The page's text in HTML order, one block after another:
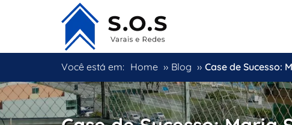
Você está em: Home ›› Blog ›› Case de Sucesso: